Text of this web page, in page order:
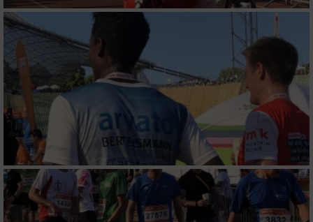
Erstellung von Profilen für personalisierte
Werbung
Verwendung von Profilen zur Auswahl
personalisierter Werbung
Erstellung von Profilen zur Personalisierung
von Inhalten
Verwendung von Profilen zur Auswahl
personalisierter Inhalte
Messung der Werbeleistung